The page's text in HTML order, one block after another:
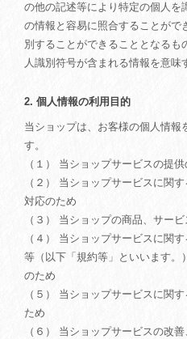
の他の記述等により特定の個人を
の情報と容易に照合することがで
別することができることとなるも
人識別符号が含まれる情報を意味
2. 個人情報の利用目的
当ショップは、お客様の個人情報
す。
（１） 当ショップサービスの提
（２） 当ショップサービスに関
対応のため
（３） 当ショップの商品、サー
（４） 当ショップサービスに関
等（以下「規約等」といいます。
のため
（５） 当ショップサービスに関
ため
（６） 当ショップサービスの改